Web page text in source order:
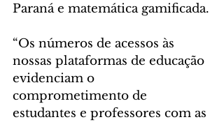
Paraná e matemática gamificada.
“Os números de acessos às
nossas plataformas de educação
evidenciam o
comprometimento de
estudantes e professores com as